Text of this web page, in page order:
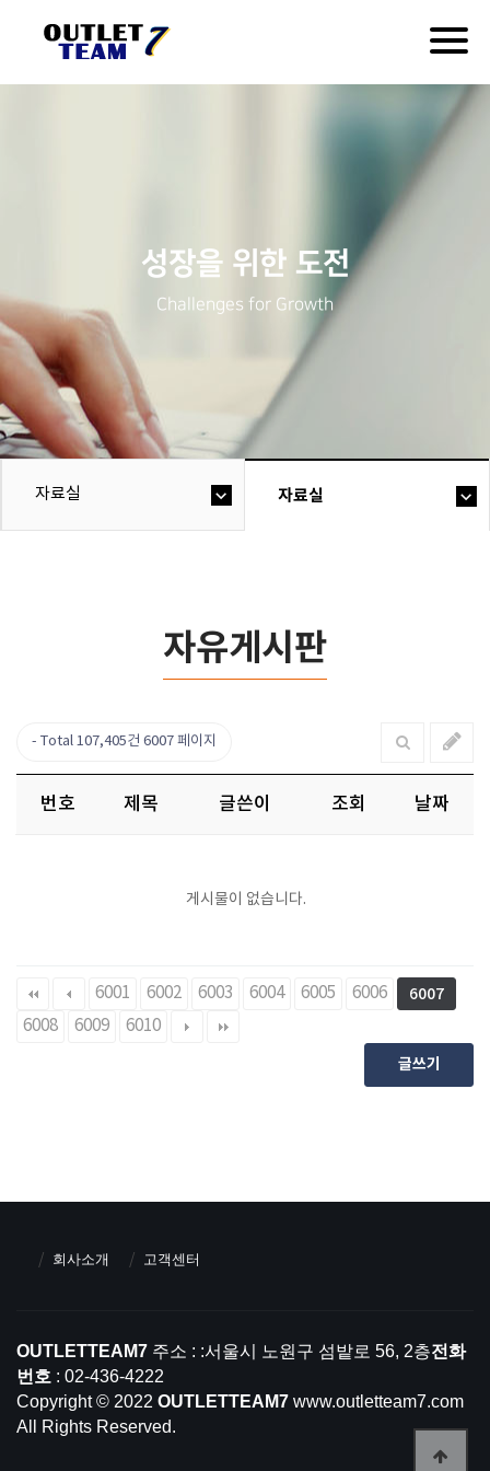
성장을 위한 도전
Challenges for Growth
자료실 자료실
자유게시판
Total 107,405건 6007 페이지
번호 제목 글쓴이 조회 날짜
게시물이 없습니다.
6001 6002 6003 6004 6005 6006
6007
6008
6009 6010
글쓰기
회사소개 고객센터
OUTLETTEAM7 주소 : :서울시 노원구 섬밭로 56, 2층전화
번호 : 02-436-4222
Copyright © 2022 OUTLETTEAM7 www.outletteam7.com
All Rights Reserved.